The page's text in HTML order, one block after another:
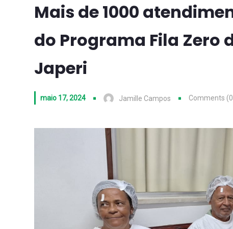
Mais de 1000
do Programa Fila Zero
Japeri
maio 17, 2024 Jamille Campos Comments